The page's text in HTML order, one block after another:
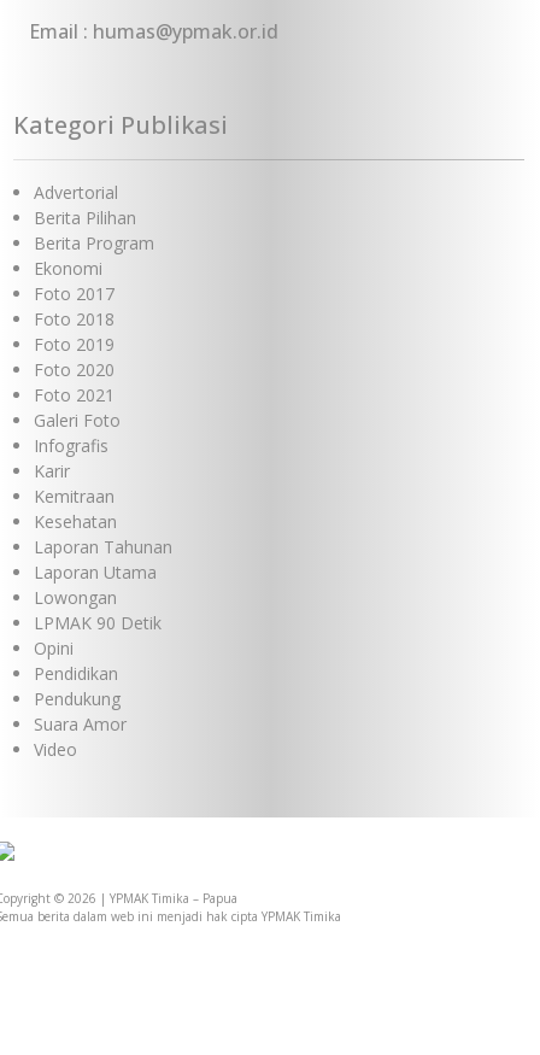
Email : humas@ypmak.or.id
Kategori Publikasi
Advertorial
Berita Pilihan
Berita Program
Ekonomi
Foto 2017
Foto 2018
Foto 2019
Foto 2020
Foto 2021
Galeri Foto
Infografis
Karir
Kemitraan
Kesehatan
Laporan Tahunan
Laporan Utama
Lowongan
LPMAK 90 Detik
Opini
Pendidikan
Pendukung
Suara Amor
Video
© 2026 | YPMAK Timika – Papua
berita dalam web ini menjadi hak cipta YPMAK Timika